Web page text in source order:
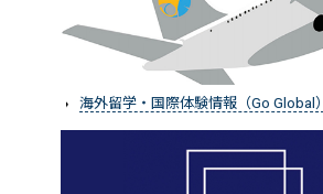
海外留学・国際体験情報（Go Global）